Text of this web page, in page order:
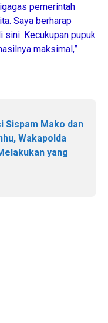
pemerintah
Saya berharap
Kecukupan pupuk
maksimal,”
Sispam Mako dan
Wakapolda
yang